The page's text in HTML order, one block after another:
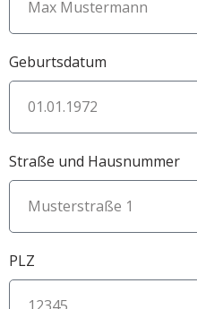
Geburtsdatum
Straße und Hausnummer
PLZ